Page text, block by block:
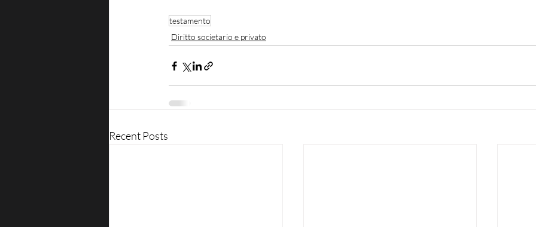
testamento
Diritto societario e privato
Recent Posts